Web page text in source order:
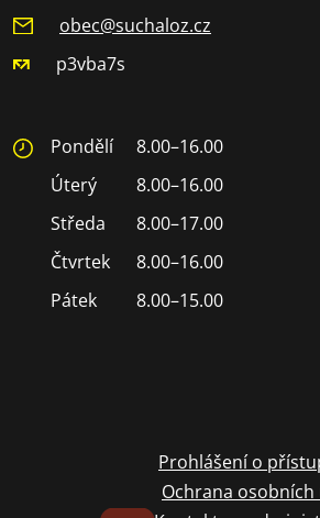
obec@suchaloz.cz
p3vba7s
Pondělí
8.00–16.00
Úterý
8.00–16.00
Středa
8.00–17.00
Čtvrtek
8.00–16.00
Pátek
8.00–15.00
Prohlášení o
Ochrana osobních